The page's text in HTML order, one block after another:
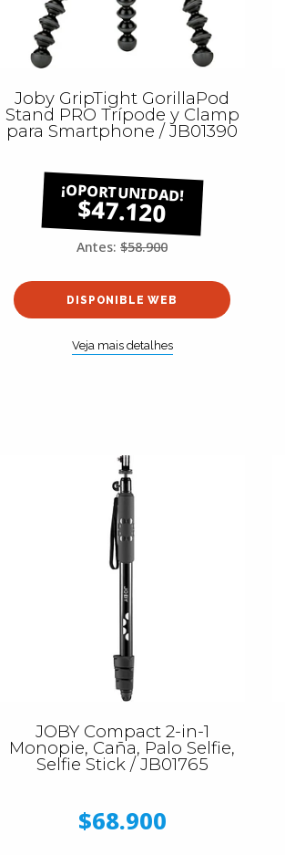
Joby GripTight GorillaPod
Stand PRO Trípode y Clamp
para Smartphone / JB01390
$47.120
Antes: $58.900
DISPONIBLE WEB
Veja mais detalhes
JOBY Compact 2-in-1
Monopie, Caña, Palo Selfie,
Selfie Stick / JB01765
$68.900